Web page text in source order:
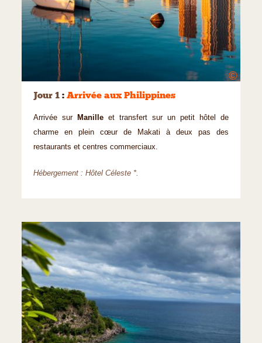
©
Jour 1 : Arrivée aux Philippines
Arrivée sur Manille et transfert sur un petit hôtel de
charme en plein cœur de Makati à deux pas des
restaurants et centres commerciaux.
Hébergement : Hôtel Céleste *.